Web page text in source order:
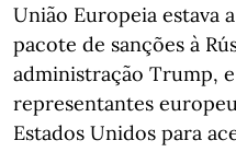
União Europeia estava
pacote de sanções à
administração Trump,
representantes
Estados Unidos para